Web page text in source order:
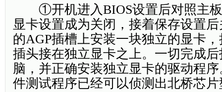
①开机进入BIOS设置后对照主板
显卡设置成为关闭，接着保存设置
的AGP插槽上安装一块独立的显卡
插头接在独立显卡之上。一切完成
脑，并正确安装独立显卡的驱动程
件测试程序已经可以侦测出北桥芯片